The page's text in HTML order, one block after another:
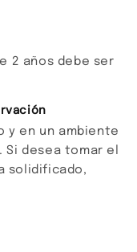
2 años debe ser
y en un ambiente
desea tomar el
solidificado,